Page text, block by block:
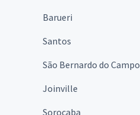
Barueri
Santos
São Bernardo do Campo
Joinville
Sorocaba